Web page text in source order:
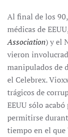
Al final de los
médicas de
Association) y el
vieron
manipulados de
el Celebrex.
trágicos de
EEUU sólo
permitirse
tiempo en el